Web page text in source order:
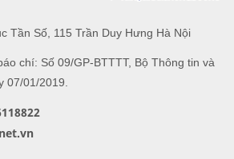
Tần Số, 115 Trần Duy Hưng Hà Nội
chí: Số 09/GP-BTTTT, Bộ Thông tin và
07/01/2019.